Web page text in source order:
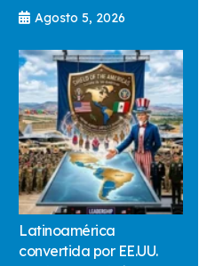
Agosto 5, 2026
Latinoamérica
convertida por EE.UU.